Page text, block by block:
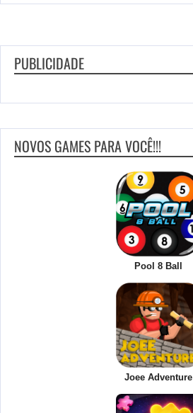
PUBLICIDADE
NOVOS GAMES PARA VOCÊ!!!
Pool 8 Ball
Joee Adventure